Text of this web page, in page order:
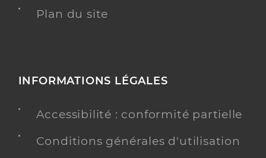
Plan du site
INFORMATIONS LÉGALES
Accessibilité : conformité partielle
Conditions générales d'utilisation